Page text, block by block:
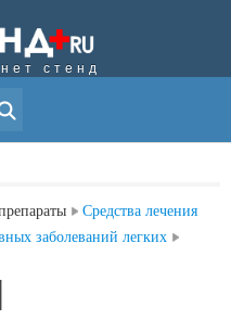
стенд
Средства лечения
заболеваний легких